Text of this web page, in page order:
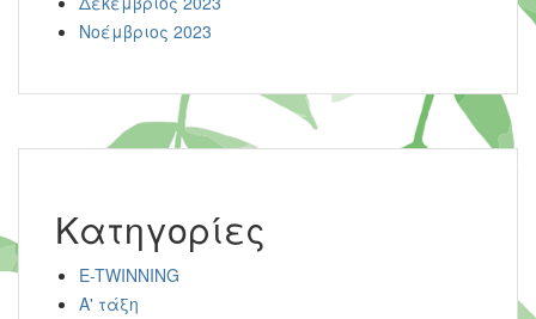
Νοέμβριος 2023
Kατηγορίες
E-TWINNING
Α' τάξη